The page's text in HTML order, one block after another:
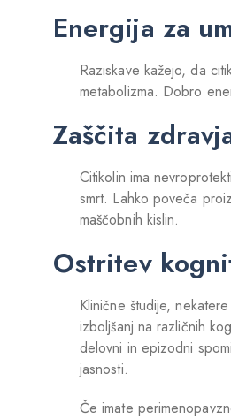
Energija za
Raziskave kažejo, da
metabolizma. Dobro
Zaščita
Citikolin ima
smrt. Lahko poveča
maščobnih kislin.
Ostritev
Klinične študije,
izboljšanj na različnih
delovni in epizodni
jasnosti.
Če imate